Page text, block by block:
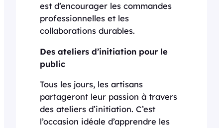
est d’encourager les commandes
professionnelles et les
collaborations durables.
Des ateliers d’initiation pour le
public
Tous les jours, les artisans
partageront leur passion à travers
des ateliers d’initiation. C’est
l’occasion idéale d’apprendre les